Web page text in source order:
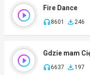
Fire Dance
8601 246
Gdzie mam
6637 197